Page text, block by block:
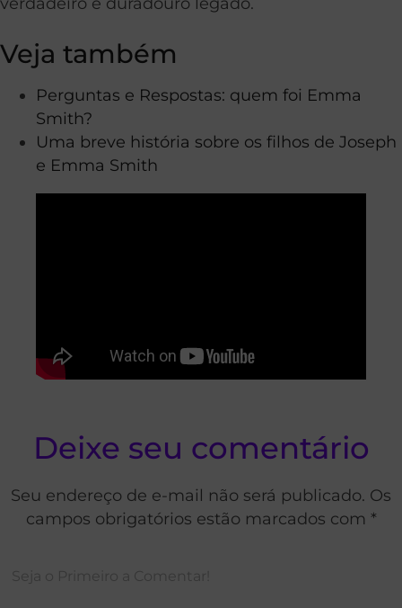
Veja também
Perguntas e Respostas: quem foi Emma
Smith?
Uma breve história sobre os filhos de Joseph
e Emma Smith
Deixe seu comentário
Seu endereço de e-mail não será publicado. Os
campos obrigatórios estão marcados com *